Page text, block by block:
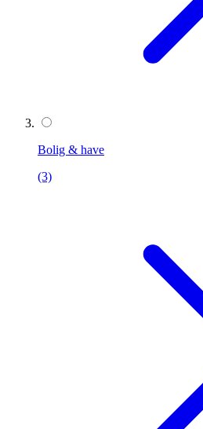
Bolig & have
(3)